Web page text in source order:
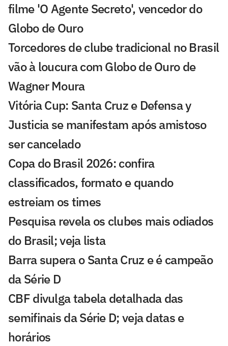
filme 'O Agente Secreto', vencedor do
Globo de Ouro
Torcedores de clube tradicional no Brasil
vão à loucura com Globo de Ouro de
Wagner Moura
Vitória Cup: Santa Cruz e Defensa y
Justicia se manifestam após amistoso
ser cancelado
Copa do Brasil 2026: confira
classificados, formato e quando
estreiam os times
Pesquisa revela os clubes mais odiados
do Brasil; veja lista
Barra supera o Santa Cruz e é campeão
da Série D
CBF divulga tabela detalhada das
semifinais da Série D; veja datas e
horários